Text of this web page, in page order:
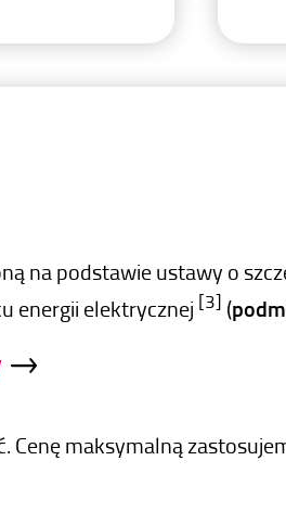
na podstawie ustawy o
energii elektrycznej [3] (
Cenę maksymalną